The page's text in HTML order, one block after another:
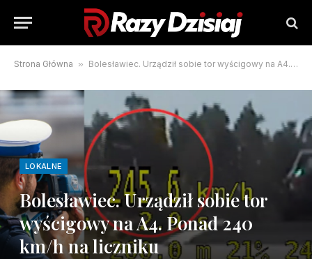
Strona Główna » Bolesławiec. Urządził sobie tor wyścigowy na A4. Ponad 240 km/h na liczniku
LOKALNE
Bolesławiec. Urządził sobie tor
wyścigowy na A4. Ponad 240
km/h na liczniku